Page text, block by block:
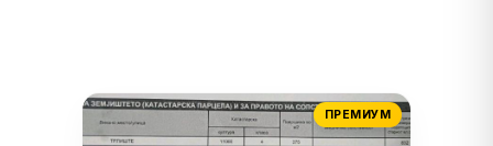
ПРЕМИУМ